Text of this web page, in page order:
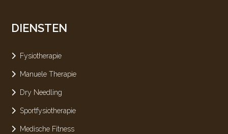
DIENSTEN
Fysiotherapie
Manuele Therapie
Dry Needling
Sportfysiotherapie
Medische Fitness